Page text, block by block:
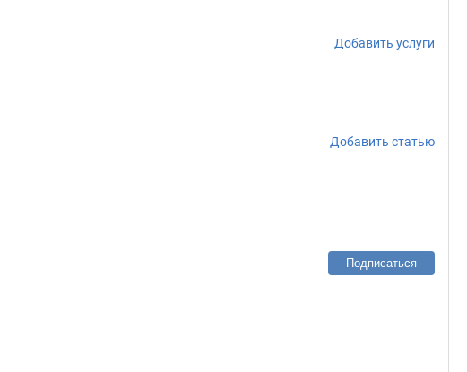
Добавить услуги
Добавить статью
Подписаться